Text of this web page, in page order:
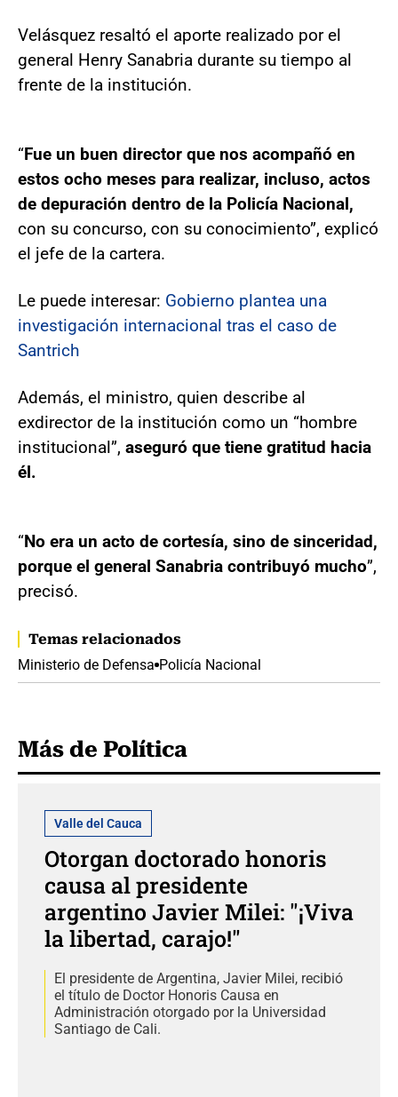
Velásquez resaltó el aporte realizado por el
general Henry Sanabria durante su tiempo al
frente de la institución.
“Fue un buen director que nos acompañó en
estos ocho meses para realizar, incluso, actos
de depuración dentro de la Policía Nacional,
con su concurso, con su conocimiento”, explicó
el jefe de la cartera.
Le puede interesar: Gobierno plantea una
investigación internacional tras el caso de
Santrich
Además, el ministro, quien describe al
exdirector de la institución como un “hombre
institucional”, aseguró que tiene gratitud hacia
él.
“No era un acto de cortesía, sino de sinceridad,
porque el general Sanabria contribuyó mucho”,
precisó.
Temas relacionados
Ministerio de Defensa Policía Nacional
Más de Política
Valle del Cauca
Otorgan doctorado honoris
causa al presidente
argentino Javier Milei: "¡Viva
la libertad, carajo!"
El presidente de Argentina, Javier Milei, recibió
el título de Doctor Honoris Causa en
Administración otorgado por la Universidad
Santiago de Cali.